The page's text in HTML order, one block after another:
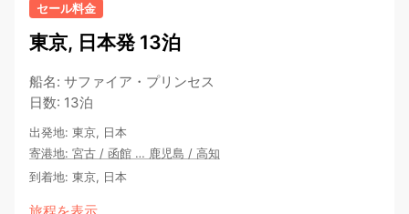
セール料金
東京, 日本発 13泊
船名: サファイア・プリンセス
日数: 13泊
出発地: 東京, 日本
寄港地: 宮古 / 函館 … 鹿児島 / 高知
到着地: 東京, 日本